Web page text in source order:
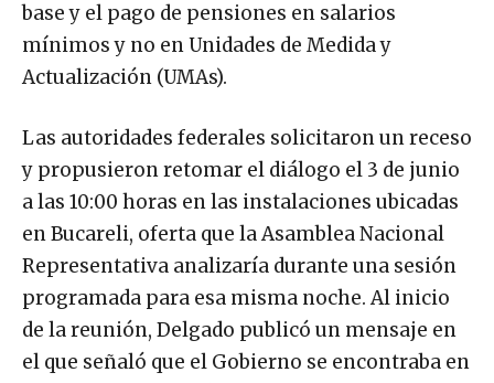
base y el pago de pensiones en salarios
mínimos y no en Unidades de Medida y
Actualización (UMAs).
Las autoridades federales solicitaron un receso
y propusieron retomar el diálogo el 3 de junio
a las 10:00 horas en las instalaciones ubicadas
en Bucareli, oferta que la Asamblea Nacional
Representativa analizaría durante una sesión
programada para esa misma noche. Al inicio
de la reunión, Delgado publicó un mensaje en
el que señaló que el Gobierno se encontraba en